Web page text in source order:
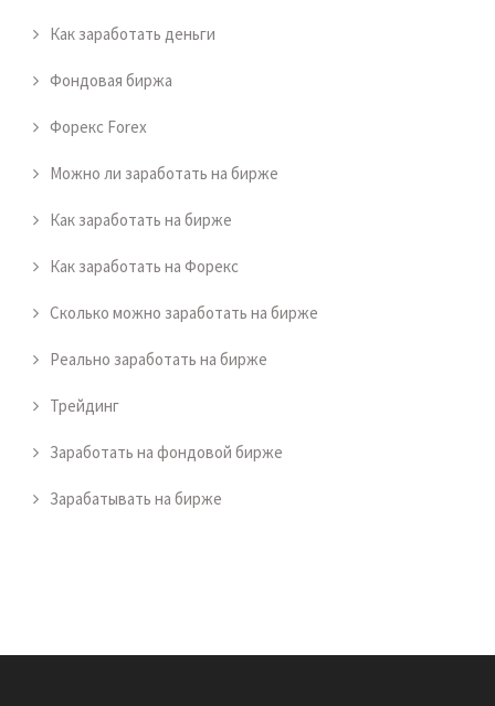
Как заработать деньги
Фондовая биржа
Форекс Forex
Можно ли заработать на бирже
Как заработать на бирже
Как заработать на Форекс
Сколько можно заработать на бирже
Реально заработать на бирже
Трейдинг
Заработать на фондовой бирже
Зарабатывать на бирже